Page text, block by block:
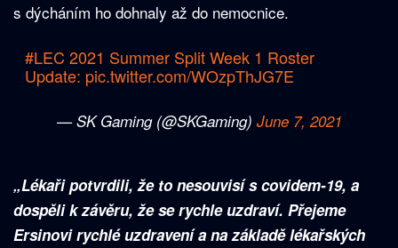
s dýcháním ho dohnaly až do nemocnice.
#LEC 2021 Summer Split Week 1 Roster
Update: pic.twitter.com/WOzpThJG7E
— SK Gaming (@SKGaming) June 7, 2021
„Lékaři potvrdili, že to nesouvisí s covidem-19, a
dospěli k závěru, že se rychle uzdraví. Přejeme
Ersinovi rychlé uzdravení a na základě lékařských